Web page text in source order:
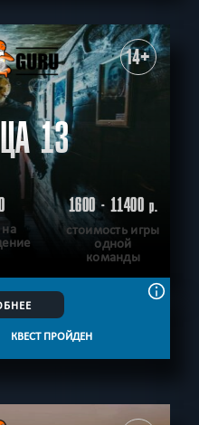
14+
13
1600 - 11400р.
стоимость игры
одной
команды
КВЕСТ ПРОЙДЕН